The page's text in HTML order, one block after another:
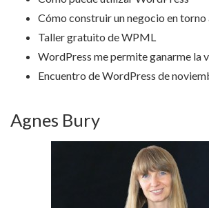
Cómo construir un negocio en torno
Taller gratuito de WPML
WordPress me permite ganarme la
Encuentro de WordPress de
Agnes Bury